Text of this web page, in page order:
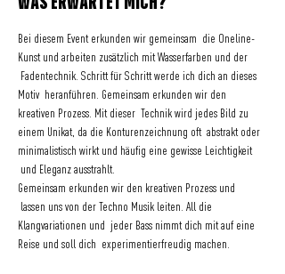
Bei diesem Event erkunden wir gemeinsam  die Oneline-
Kunst und arbeiten zusätzlich mit Wasserfarben und der
Fadentechnik. Schritt für Schritt werde ich dich an dieses
Motiv  heranführen. Gemeinsam erkunden wir den
kreativen Prozess. Mit dieser  Technik wird jedes Bild zu
einem Unikat, da die Konturenzeichnung oft  abstrakt oder
minimalistisch wirkt und häufig eine gewisse Leichtigkeit
und Eleganz ausstrahlt.
Gemeinsam erkunden wir den kreativen Prozess und
lassen uns von der Techno Musik leiten. All die
Klangvariationen und  jeder Bass nimmt dich mit auf eine
Reise und soll dich  experimentierfreudig machen.